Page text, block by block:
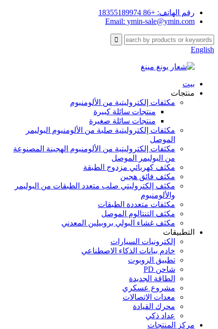
رقم الهاتف: +86 18355189974
Email: ymin-sale@ymin.com
English
بيت
منتجات
مكثفات إلكتروليتية من الألومنيوم
منتجات سائلة كبيرة
منتجات سائلة صغيرة
مكثفات إلكتروليتية صلبة من الألومنيوم البوليمر
الموصل
مكثفات إلكتروليتية من الألومنيوم الهجينة المصنوعة
من البوليمر الموصل
مكثف كهربائي مزدوج الطبقة
مكثف فائق هجين
مكثف إلكتروليتي صلب متعدد الطبقات من البوليمر
والألومنيوم
مكثفات متعددة الطبقات
مكثف التنتالوم الموصل
مكثف غشاء البولي بروبيلين المعدني
التطبيقات
إلكترونيات السيارات
خادم بيانات الذكاء الاصطناعي
تطبيق الروبوت
شاحن PD
الطاقة الجديدة
مشروع عسكري
معدات الاتصالات
محرك القيادة
عداد ذكي
مركز المنتجات